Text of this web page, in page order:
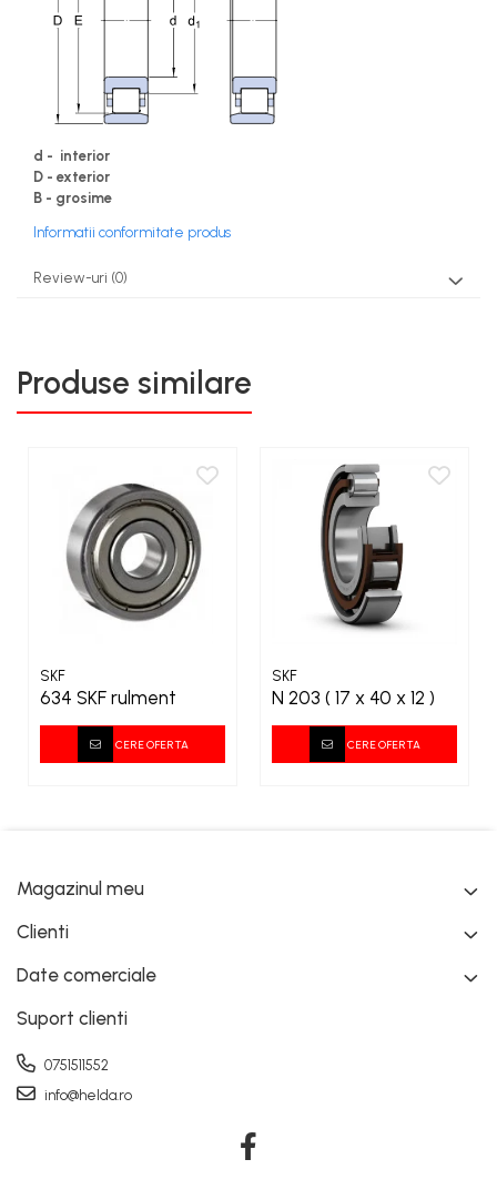
d - interior
D - exterior
B - grosime
Informatii conformitate produs
Review-uri (0)
Produse similare
SKF
634 SKF rulment
CERE OFERTA
SKF
N 203 ( 17 x 40 x 12 )
CERE OFERTA
Magazinul meu
Clienti
Date comerciale
Suport clienti
0751511552
info@helda.ro